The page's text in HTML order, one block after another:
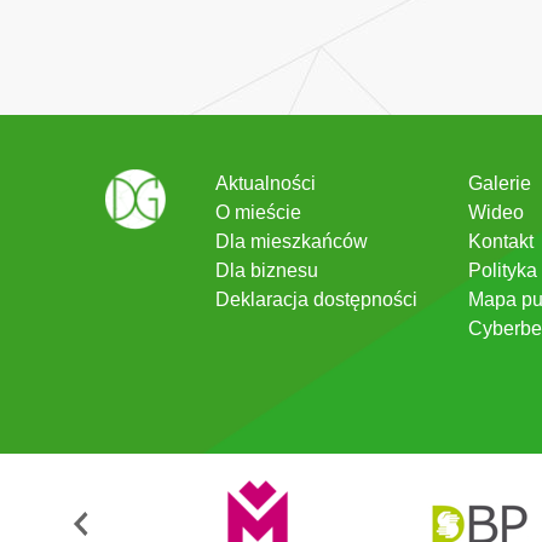
Aktualności
O mieście
Dla mieszkańców
Dla biznesu
Deklaracja dostępności
Galerie
Wideo
Kontakt
Mapa